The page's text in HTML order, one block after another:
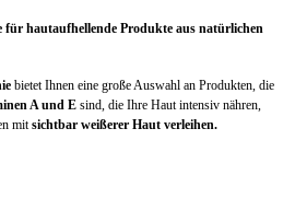
hautaufhellende Produkte aus natürlichen
bietet Ihnen eine große Auswahl an Produkten, die
A und E sind, die Ihre Haut intensiv nähren,
mitsichtbar weißerer Haut verleihen.